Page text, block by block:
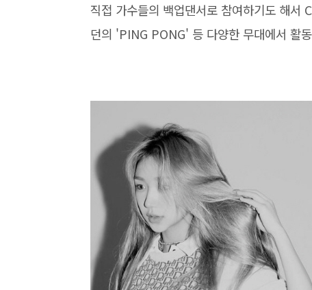
직접 가수들의 백업댄서로 참여하기도 해
던의 'PING PONG' 등 다양한 무대에서 활